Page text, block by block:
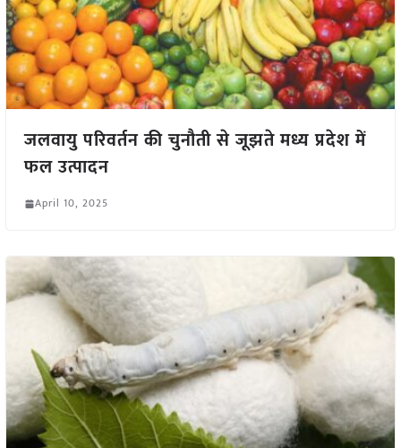
जलवायु परिवर्तन की चुनौती से जूझते मध्य प्रदेश में
फल उत्पादन
April 10, 2025